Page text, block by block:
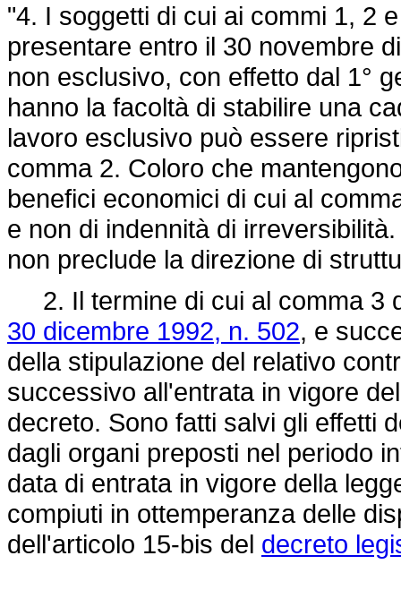
"4. I soggetti di cui ai commi 1, 2
presentare entro il 30 novembre
non esclusivo, con effetto dal 1°
hanno la facoltà di stabilire una
lavoro esclusivo può essere
comma 2. Coloro che
benefici economici di cui al
e non di indennità di
non preclude la direzione di
2. Il termine di cui al comma 3
30 dicembre 1992, n. 502, e
della stipulazione del relativo
successivo all'entrata in vigore
decreto. Sono fatti salvi gli effetti
dagli organi preposti nel periodo
data di entrata in vigore della
compiuti in ottemperanza delle
dell'articolo 15-bis del decreto